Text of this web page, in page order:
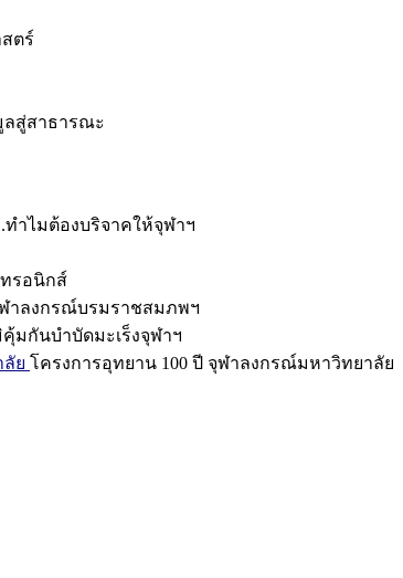
ตร์
ลสู่สาธารณะ
ทำไมต้องบริจาคให้จุฬาฯ
ทรอนิกส์
าลงกรณ์บรมราชสมภพฯ
มกันบำบัดมะเร็งจุฬาฯ
ลัย โครงการอุทยาน 100 ปี จุฬาลงกรณ์มหาวิทยาลัย